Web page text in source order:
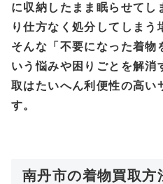
に収納したまま眠らせてし
り仕方なく処分してしまう
そんな「不要になった着物
いう悩みや困りごとを解消
取はたいへん利便性の高い
す。
南丹市の着物買取方